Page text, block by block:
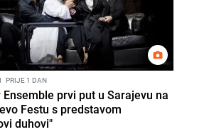
I PRIJE 1 DAN
prvi put u Sarajevu na
Festu s predstavom
duhovi"